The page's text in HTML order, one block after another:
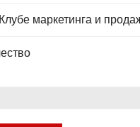
маркетинга и